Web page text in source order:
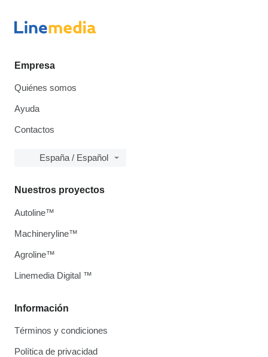
Empresa
Quiénes somos
Ayuda
Contactos
España / Español
Información
Términos y condiciones
Política de privacidad
Nuestros proyectos
Autoline™
Machineryline™
Agroline™
Linemedia Digital ™